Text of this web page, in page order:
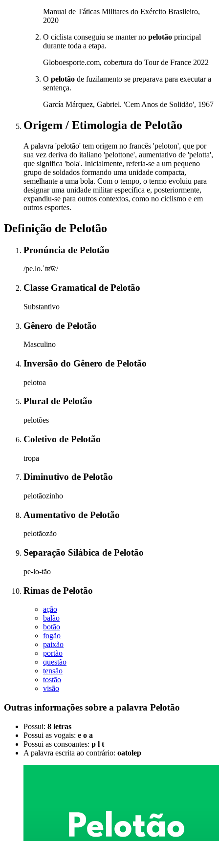
Manual de Táticas Militares do Exército Brasileiro,
2020
O ciclista conseguiu se manter no pelotão principal
durante toda a etapa.
Globoesporte.com, cobertura do Tour de France 2022
O pelotão de fuzilamento se preparava para executar a
sentença.
García Márquez, Gabriel. 'Cem Anos de Solidão', 1967
Origem / Etimologia de Pelotão
A palavra 'pelotão' tem origem no francês 'peloton', que por
sua vez deriva do italiano 'pelottone', aumentativo de 'pelotta',
que significa 'bola'. Inicialmente, referia-se a um pequeno
grupo de soldados formando uma unidade compacta,
semelhante a uma bola. Com o tempo, o termo evoluiu para
designar uma unidade militar específica e, posteriormente,
expandiu-se para outros contextos, como no ciclismo e em
outros esportes.
Definição de Pelotão
Pronúncia de Pelotão
/pe.lo.ˈtɐ̃w̃/
Classe Gramatical de Pelotão
Substantivo
Gênero de Pelotão
Masculino
Inversão do Gênero de Pelotão
pelotoa
Plural de Pelotão
pelotões
Coletivo de Pelotão
tropa
Diminutivo de Pelotão
pelotãozinho
Aumentativo de Pelotão
pelotãozão
Separação Silábica de Pelotão
pe-lo-tão
Rimas de Pelotão
ação
balão
botão
fogão
paixão
portão
questão
tensão
tostão
visão
Outras informações sobre a palavra Pelotão
Possui: 8 letras
Possui as vogais: e o a
Possui as consoantes: p l t
A palavra escrita ao contrário: oatolep